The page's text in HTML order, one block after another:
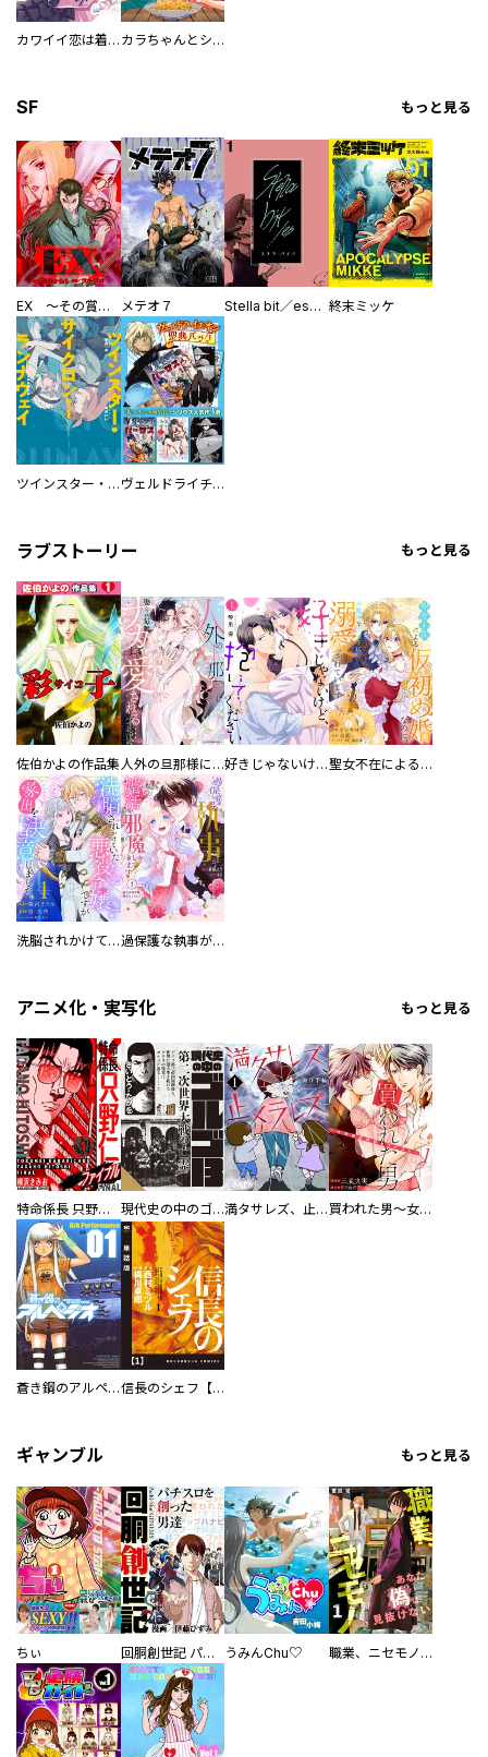
カワイイ恋は着飾らない カラちゃんとシトーさんと、 【分冊版】
SF もっと見る
EX ～その賞金稼ぎは、世界の出口を探す～【単行本版】 メテオ７ Stella bit／es【単話版】 終末ミッケ
ツインスター・サイクロン・ランナウェイ ヴェルドライチオシ聖典パック 『転スラ』ミニ画集付き シリウス人気作３選
ラブストーリー もっと見る
佐伯かよの作品集 人外の旦那様に娶られ毎晩ナカまで愛される…。アンソロジー 好きじゃないけど、抱いてください【電子単行本版／特典おまけ付き】 聖女不在による仮初め婚なのに、不器用な王太子に溺愛されています【電子単行本版／特典おまけ付き】
洗脳されかけていた悪役令嬢ですが家出を決意しました。【電子単行本版／特典おまけ付き】 過保護な執事が私の婚活を邪魔してきます！ 分冊版
アニメ化・実写化 もっと見る
特命係長 只野仁ファイナル 愛蔵版 現代史の中のゴルゴ13 満タサレズ、止メラレズ 買われた男～女性限定快感セラピスト～【描き下ろしおまけ付き特装版】
蒼き鋼のアルペジオ 信長のシェフ【単話版】
ギャンブル もっと見る
ちぃ 回胴創世記 パチスロを創った男達 うみんChu♡ 職業、ニセモノ～あなたに偽は見抜けない【電子単行本版】